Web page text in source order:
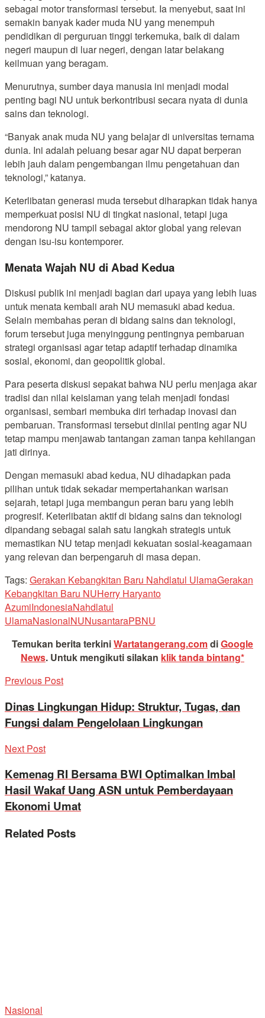
sebagai motor transformasi tersebut. Ia menyebut, saat ini
semakin banyak kader muda NU yang menempuh
pendidikan di perguruan tinggi terkemuka, baik di dalam
negeri maupun di luar negeri, dengan latar belakang
keilmuan yang beragam.
Menurutnya, sumber daya manusia ini menjadi modal
penting bagi NU untuk berkontribusi secara nyata di dunia
sains dan teknologi.
“Banyak anak muda NU yang belajar di universitas ternama
dunia. Ini adalah peluang besar agar NU dapat berperan
lebih jauh dalam pengembangan ilmu pengetahuan dan
teknologi,” katanya.
Keterlibatan generasi muda tersebut diharapkan tidak hanya
memperkuat posisi NU di tingkat nasional, tetapi juga
mendorong NU tampil sebagai aktor global yang relevan
dengan isu-isu kontemporer.
Menata Wajah NU di Abad Kedua
Diskusi publik ini menjadi bagian dari upaya yang lebih luas
untuk menata kembali arah NU memasuki abad kedua.
Selain membahas peran di bidang sains dan teknologi,
forum tersebut juga menyinggung pentingnya pembaruan
strategi organisasi agar tetap adaptif terhadap dinamika
sosial, ekonomi, dan geopolitik global.
Para peserta diskusi sepakat bahwa NU perlu menjaga akar
tradisi dan nilai keislaman yang telah menjadi fondasi
organisasi, sembari membuka diri terhadap inovasi dan
pembaruan. Transformasi tersebut dinilai penting agar NU
tetap mampu menjawab tantangan zaman tanpa kehilangan
jati dirinya.
Dengan memasuki abad kedua, NU dihadapkan pada
pilihan untuk tidak sekadar mempertahankan warisan
sejarah, tetapi juga membangun peran baru yang lebih
progresif. Keterlibatan aktif di bidang sains dan teknologi
dipandang sebagai salah satu langkah strategis untuk
memastikan NU tetap menjadi kekuatan sosial-keagamaan
yang relevan dan berpengaruh di masa depan.
Tags: Gerakan Kebangkitan Baru Nahdlatul UlamaGerakan
Kebangkitan Baru NUHerry Haryanto
AzumiIndonesiaNahdlatul
UlamaNasionalNUNusantaraPBNU
Temukan berita terkiniWartatangerang.comdiGoogle
News. Untuk mengikuti silakan klik tanda bintang*
Previous Post
Dinas Lingkungan Hidup: Struktur, Tugas, dan
Fungsi dalam Pengelolaan Lingkungan
Next Post
Kemenag RI Bersama BWI Optimalkan Imbal
Hasil Wakaf Uang ASN untuk Pemberdayaan
Ekonomi Umat
Related Posts
Nasional